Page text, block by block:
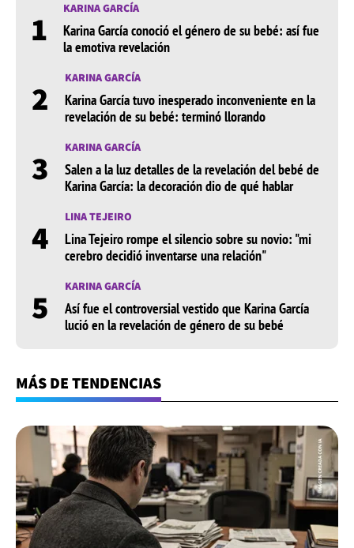
1 KARINA GARCÍA
Karina García conoció el género de su bebé: así fue
la emotiva revelación
2 KARINA GARCÍA
Karina García tuvo inesperado inconveniente en la
revelación de su bebé: terminó llorando
3 KARINA GARCÍA
Salen a la luz detalles de la revelación del bebé de
Karina García: la decoración dio de qué hablar
4 LINA TEJEIRO
Lina Tejeiro rompe el silencio sobre su novio: "mi
cerebro decidió inventarse una relación"
5 KARINA GARCÍA
Así fue el controversial vestido que Karina García
lució en la revelación de género de su bebé
MÁS DE TENDENCIAS